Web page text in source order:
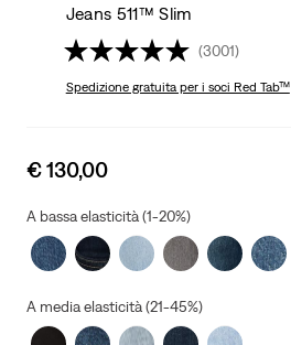
Jeans 511™ Slim
(3001)
Spedizione gratuitaper i soci Red Tab™
Sale
is
€ 130,00
A bassa elasticità (1-20%)
A media elasticità (21-45%)